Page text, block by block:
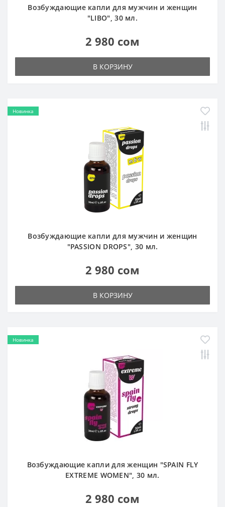
Возбуждающие капли для мужчин и женщин
"LIBO", 30 мл.
2 980 сом
В КОРЗИНУ
Новинка
Возбуждающие капли для мужчин и женщин
"PASSION DROPS", 30 мл.
2 980 сом
В КОРЗИНУ
Новинка
Возбуждающие капли для женщин "SPAIN FLY
EXTREME WOMEN", 30 мл.
2 980 сом